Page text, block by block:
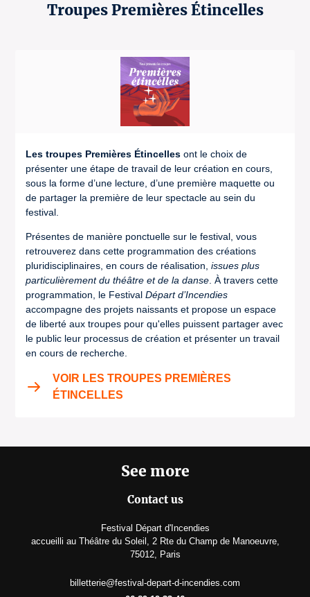
Troupes Premières Étincelles
Les troupes Premières Étincelles ont le choix de
présenter une étape de travail de leur création en cours,
sous la forme d’une lecture, d’une première maquette ou
de partager la première de leur spectacle au sein du
festival.
Présentes de manière ponctuelle sur le festival, vous
retrouverez dans cette programmation des créations
pluridisciplinaires, en cours de réalisation, issues plus
particulièrement du théâtre et de la danse . À travers cette
programmation, le Festival Départ d’Incendies
accompagne des projets naissants et propose un espace
de liberté aux troupes pour qu'elles puissent partager avec
le public leur processus de création et présenter un travail
en cours de recherche.
VOIR LES TROUPES PREMIÈRES
ÉTINCELLES
See more
Contact us
Festival Départ d'Incendies
accueilli au Théâtre du Soleil, 2 Rte du Champ de Manoeuvre,
75012, Paris
billetterie@festival-depart-d-incendies.com